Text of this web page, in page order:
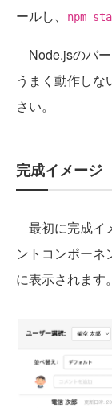
ールし、
npm
Node.jsのバ
うまく動作し
さい。
完成イメージ
最初に完成イ
ントコンポーネ
に表示されます。